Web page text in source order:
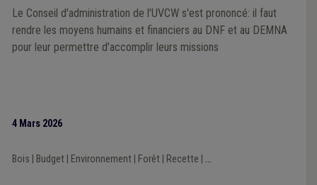
Le Conseil d'administration de l'UVCW s'est prononcé: il faut
rendre les moyens humains et financiers au DNF et au DEMNA
pour leur permettre d’accomplir leurs missions
4 Mars 2026
Bois Budget| Environnement| Forêt| Recette ...